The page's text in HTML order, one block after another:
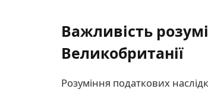
Важливість
Великобританії
Розуміння податкових